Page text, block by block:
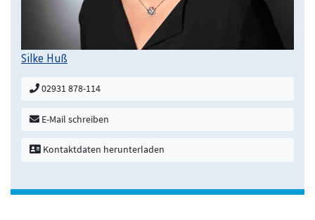
Silke Huß
02931 878-114
E-Mail schreiben
Kontaktdaten herunterladen